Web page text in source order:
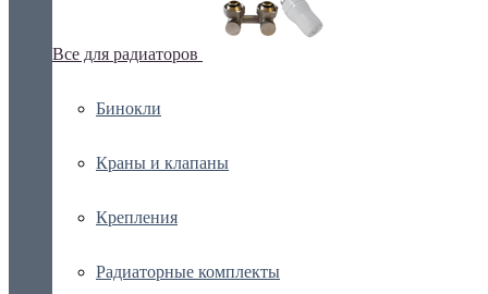
Все для радиаторов
Бинокли
Краны и клапаны
Крепления
Радиаторные комплекты